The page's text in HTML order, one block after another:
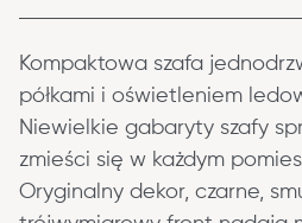
Kompaktowa szafa
półkami i oświetleniem
Niewielkie gabaryty szafy
zmieści się w każdym
Oryginalny dekor, czarne,